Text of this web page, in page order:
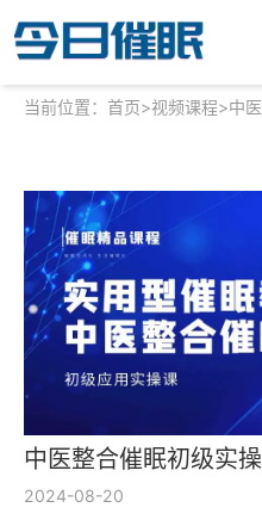
当前位置： 首页>视频课程>中
中医整合催眠初级实
2024-08-20